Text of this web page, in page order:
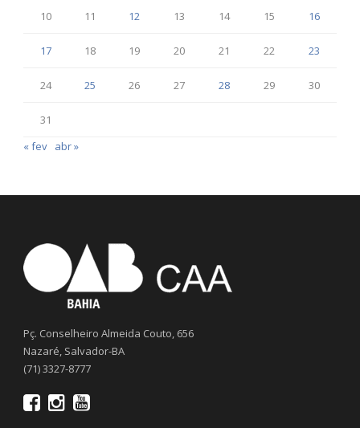
10 11 12 13 14 15 16
17 18 19 20 21 22 23
24 25 26 27 28 29 30
31
« fev abr »
Pç. Conselheiro Almeida Couto, 656
Nazaré, Salvador-BA
(71) 3327-8777